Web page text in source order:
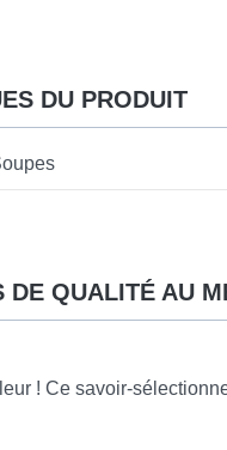
DU PRODUIT
QUALITÉ AU
! Ce savoir-